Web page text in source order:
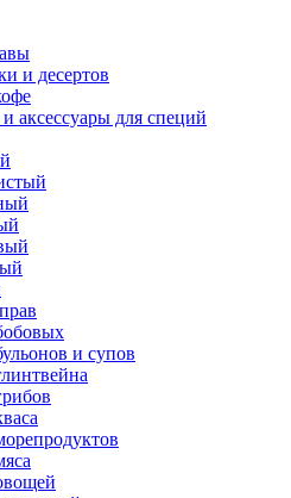
и десертов
аксессуары для специй
и супов